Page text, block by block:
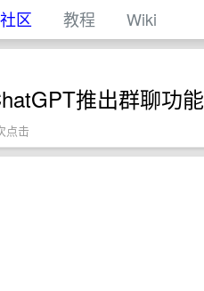
社区 教程 Wiki
推出群聊功能
点击